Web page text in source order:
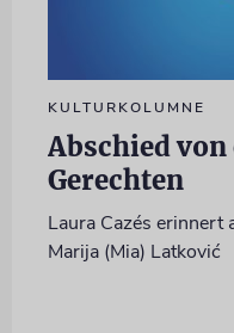
KULTURKOLUMNE
Abschied
Gerechten
Laura Cazés erinnert
Marija (Mia) Latković